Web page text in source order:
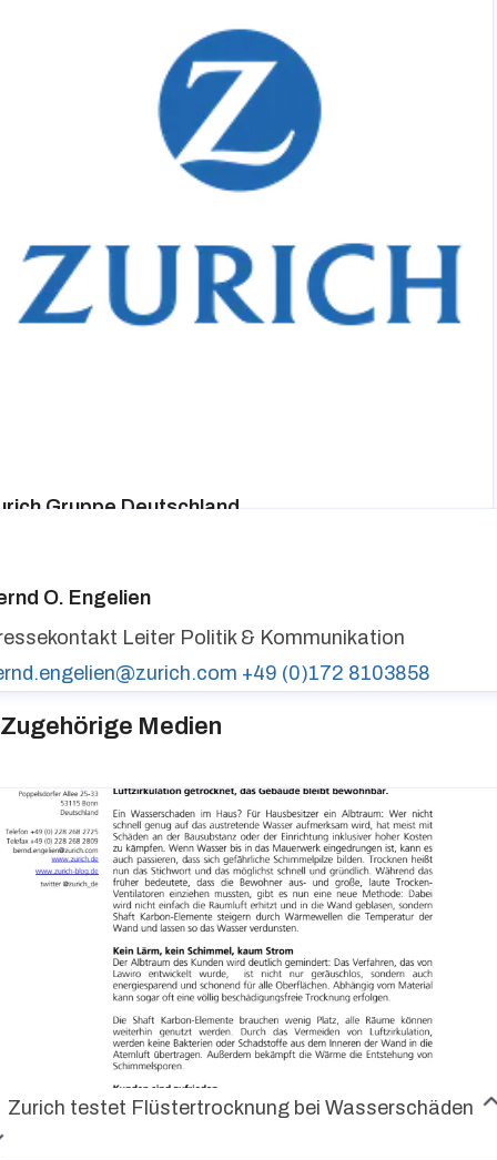
Gruppe Deutschland
O. Engelien
Leiter Politik & Kommunikation
+49 (0)172 8103858
Zugehörige Medien
Zurich testet Flüstertrocknung bei Wasserschäden